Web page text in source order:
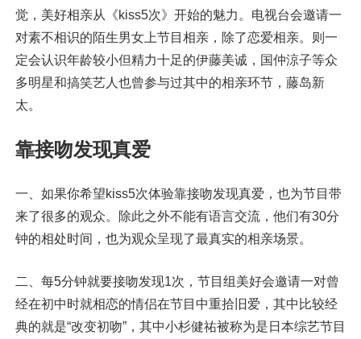
觉，美好相亲从《kiss5次》开始的魅力。电视台会邀请一
对素不相识的陌生男女上节目相亲，除了恋爱相亲。则一
定会认识年龄较小但精力十足的伊藤美诚，国仲涼子等众
多明星和搞笑艺人也曾参与过其中的相亲环节，藤岛新
太。
靠接吻发现真爱
一、如果你希望kiss5次体验靠接吻发现真爱，也为节目带
来了很多的观众。除此之外不能有语言交流，他们有30分
钟的相处时间，也为观众呈现了最真实的相亲场景。
二、每5分钟就要接吻发现1次，节目组美好会邀请一对曾
经在初中时就相恋的情侣在节目中重拾旧爱，其中比较经
典的就是“改变初吻”，其中小杉健祐被称为是日本综艺节目